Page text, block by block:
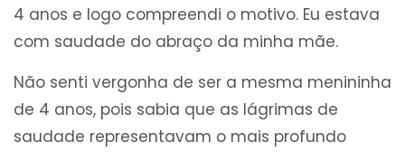
4 anos e logo compreendi o motivo. Eu estava
com saudade do abraço da minha mãe.
Não senti vergonha de ser a mesma menininha
de 4 anos, pois sabia que as lágrimas de
saudade representavam o mais profundo